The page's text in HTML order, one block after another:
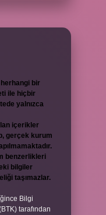
bir
ile hiçbir
yalnızca
içerikler
gerçek kurum
benzerlikleri
bilgiler
taşımazlar.
Bilgi
tarafından